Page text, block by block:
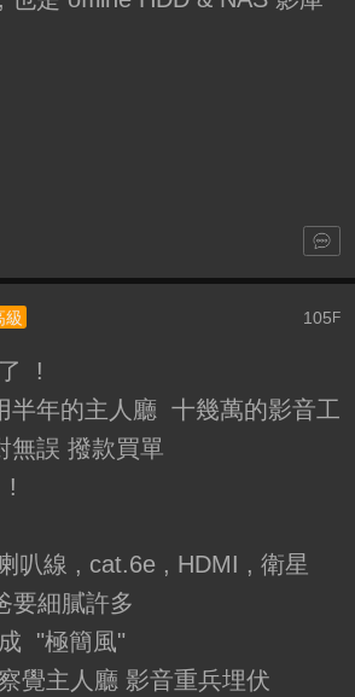
105 F
級
了 !
半年的主人廳 十幾萬的影音工
無誤 撥款買單
!
叭線 , cat.6e , HDMI , 衛星
要細膩許多
"極簡風"
覺主人廳 影音重兵埋伏